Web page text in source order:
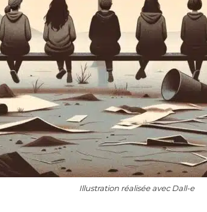
Illustration réalisée avec Dall-e